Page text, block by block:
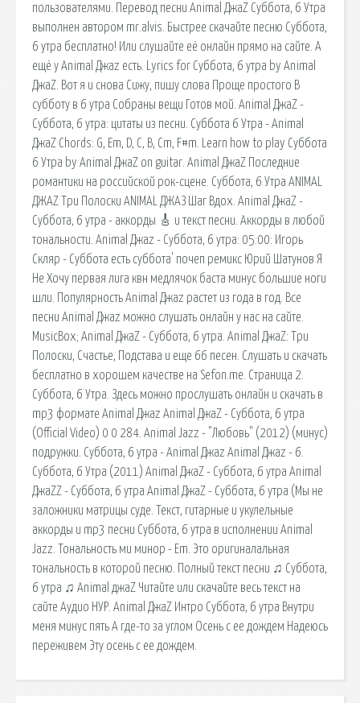
пользователями. Перевод песни Animal ДжаZ Суббота, 6 Утра
выполнен автором mr.alvis. Быстрее скачайте песню Суббота,
6 утра бесплатно! Или слушайте её онлайн прямо на сайте. А
ещё у Animal Джаz есть. Lyrics for Суббота, 6 утра by Animal
ДжаZ. Вот я и снова Сижу, пишу слова Проще простого В
субботу в 6 утра Собраны вещи Готов мой. Animal ДжаZ -
Суббота, 6 утра: цитаты из песни. Суббота 6 Утра - Animal
ДжаZ Chords: G, Em, D, C, B, Cm, F#m. Learn how to play Суббота
6 Утра by Animal ДжаZ on guitar. Animal ДжаZ Последние
романтики на российской рок-сцене. Суббота, 6 Утра ANIMAL
ДЖАZ Три Полоски ANIMAL ДЖАЗ Шаг Вдох. Animal ДжаZ -
Суббота, 6 утра - аккорды 🎸 и текст песни. Аккорды в любой
тональности. Animal Джаz - Суббота, 6 утра: 05:00: Игорь
Скляр - Суббота есть суббота' почеп ремикс Юрий Шатунов Я
Не Хочу первая лига квн медлячок баста минус большие ноги
шли. Популярность Animal Джаz растет из года в год. Все
песни Animal Джаz можно слушать онлайн у нас на сайте.
MusicBox; Animal ДжаZ - Суббота, 6 утра. Animal ДжаZ: Три
Полоски, Счастье, Подстава и еще 66 песен. Слушать и скачать
бесплатно в хорошем качестве на Sefon.me. Страница 2.
Суббота, 6 Утра. Здесь можно прослушать онлайн и скачать в
mp3 формате Animal Джаz Animal ДжаZ - Суббота, 6 утра
(Official Video) 0 0 284. Animal Jazz - "Любовь" (2012) (минус)
подружки. Суббота, 6 утра - Animal Джаz Animal Джаz - 6.
Суббота, 6 Утра (2011) Animal ДжаZ - Суббота, 6 утра Animal
ДжаZZ - Суббота, 6 утра Animal ДжаZ - Суббота, 6 утра (Мы не
заложники матрицы суде. Текст, гитарные и укулельные
аккорды и mp3 песни Суббота, 6 утра в исполнении Animal
Jazz. Тональность ми минор - Em. Это оригиналальная
тональность в которой песню. Полный текст песни ♫ Суббота,
6 утра ♫ Animal джаZ Читайте или скачайте весь текст на
сайте Аудио НУР. Animal ДжаZ Интро Суббота, 6 утра Внутри
меня минус пять А где-то за углом Осень с ее дождем Надеюсь
переживем Эту осень с ее дождем.